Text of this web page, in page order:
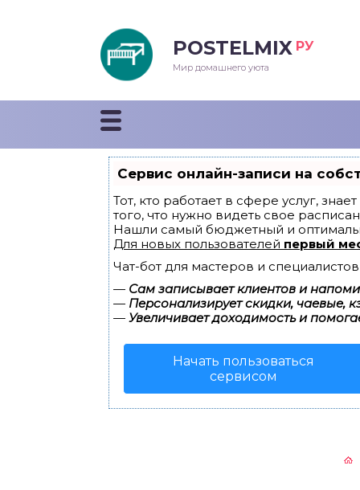
POSTELMIX РУ
Мир домашнего уюта
Сервис онлайн-записи на
Тот, кто работает в сфере услуг,
того, что нужно видеть свое
Нашли самый бюджетный и
Для новых пользователей первый
Чат-бот для мастеров и
— Сам записывает клиентов и
— Персонализирует скидки, чаевые,
— Увеличивает доходимость и
Начать пользоваться
сервисом